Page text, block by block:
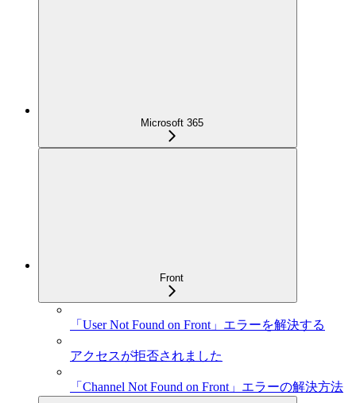
Microsoft 365
Front
「User Not Found on Front」エラーを解決する
アクセスが拒否されました
「Channel Not Found on Front」エラーの解決方法